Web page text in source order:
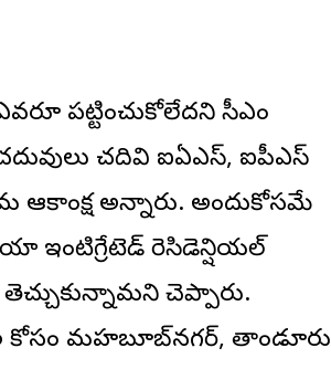
పట్టించుకోలేదని సీఎం
చదివి ఐఏఎస్, ఐపీఎస్
ఆకాంక్ష అన్నారు. అందుకోసమే
ఇంటిగ్రేటెడ్ రెసిడెన్షియల్
చెప్పారు.
కోసం మహబూబ్‌నగర్, తాండూరు